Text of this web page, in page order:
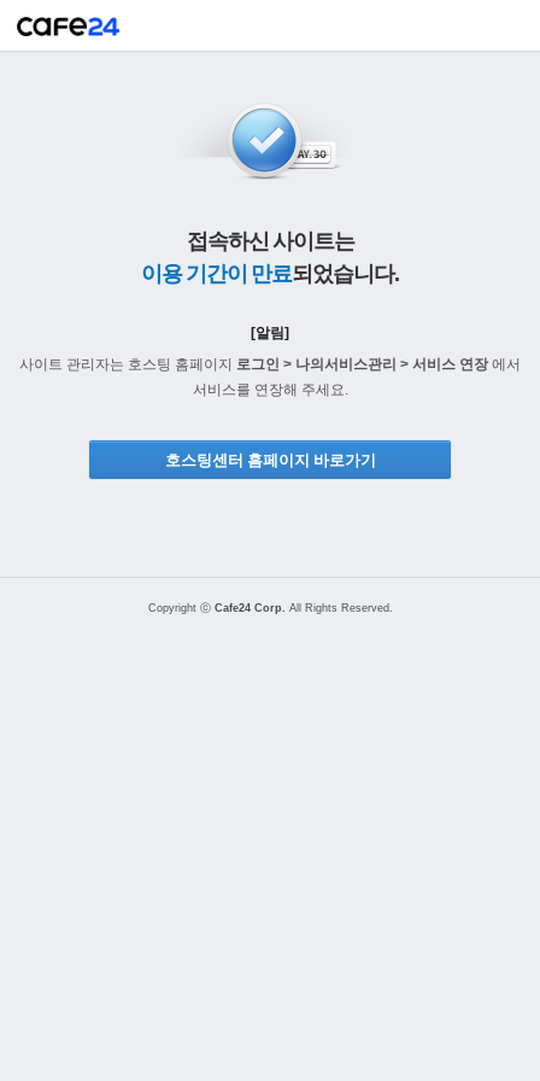
접속하신 사이트는
이용 기간이 만료되었습니다.
[알림]
사이트 관리자는 호스팅 홈페이지 로그인 > 나의서비스관리 > 서비스 연장에서
서비스를 연장해 주세요.
호스팅센터 홈페이지 바로가기
Copyright ⓒ Cafe24 Corp. All Rights Reserved.